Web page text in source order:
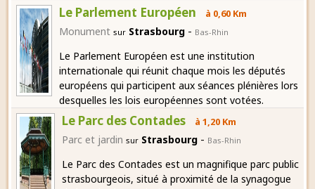
Le Parlement Européen à 0,60 Km
Monument sur Strasbourg - Bas-Rhin
Le Parlement Européen est une institution
internationale qui réunit chaque mois les députés
européens qui participent aux séances plénières lors
desquelles les lois européennes sont votées.
Le Parc des Contades à 1,20 Km
Parc et jardin sur Strasbourg - Bas-Rhin
Le Parc des Contades est un magnifique parc public
strasbourgeois, situé à proximité de la synagogue